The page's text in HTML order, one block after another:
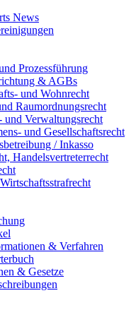
News
Prozessführung
& AGBs
und Wohnrecht
Raumordnungsrecht
und Verwaltungsrecht
und Gesellschaftsrecht
/ Inkasso
Handelsvertreterrecht
& Verfahren
& Gesetze